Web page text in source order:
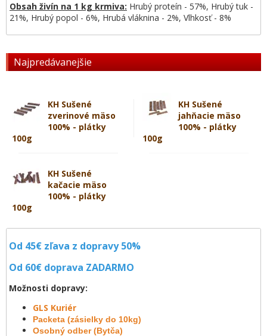
Od 45€ zľava z dopravy 50%
Od 60€ doprava ZADARMO
Možnosti dopravy:
GLS Kuriér
Packeta (zásielky do 10kg)
Osobný odber (Bytča)
Najpredávanejšie
KH Sušené
zverinové mäso
100% - plátky
100g
KH Sušené
jahňacie mäso
100% - plátky
100g
KH Sušené
kačacie mäso
100% - plátky
100g
Obsah živín na 1 kg krmiva: Hrubý proteín - 57%, Hrubý tuk -
21%, Hrubý popol - 6%, Hrubá vláknina - 2%, Vlhkosť - 8%